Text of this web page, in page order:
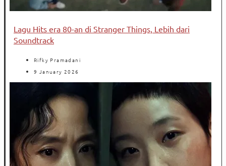
Lagu Hits era 80-an di Stranger Things, Lebih dari
Soundtrack
Rifky Pramadani
9 January 2026